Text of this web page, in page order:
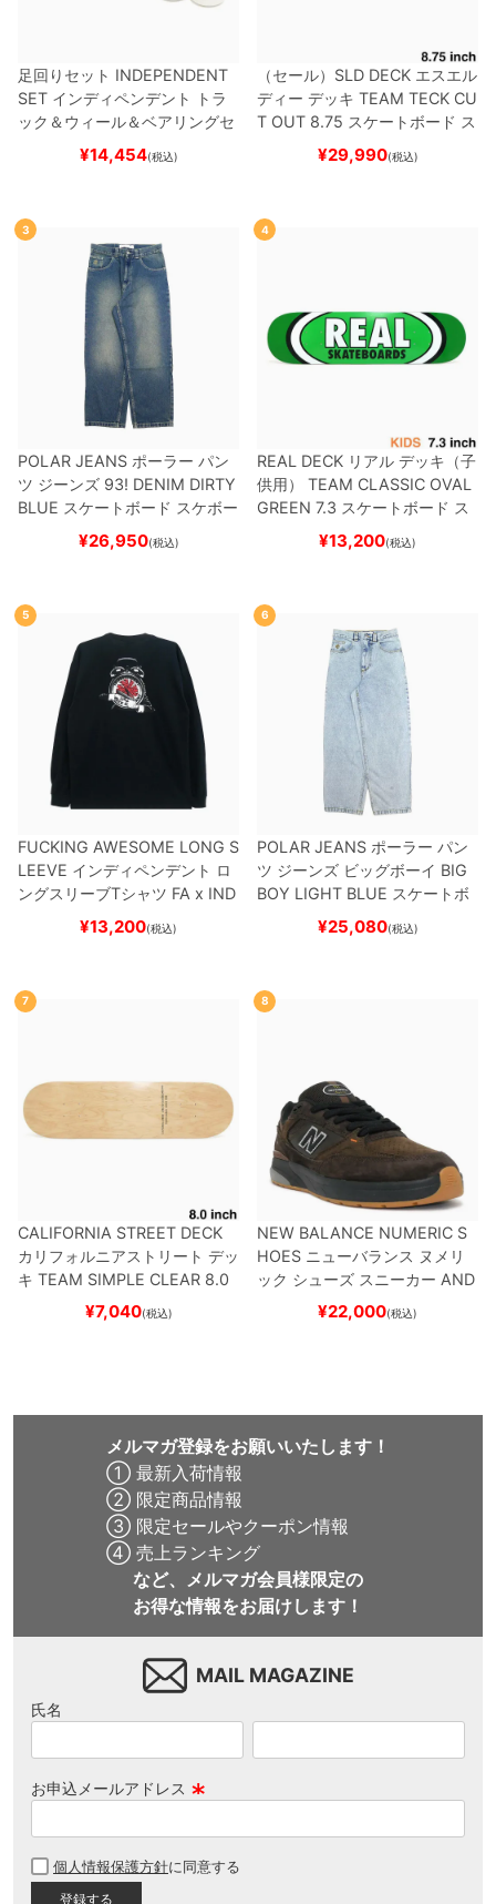
足回りセット INDEPENDENT
SET インディペンデント
トラ
ック＆ウィール＆ベアリングセ
（トリック用）
ード スケボー
¥14,454(税込)
（セール） SLD DECK エスエル
ディー デッキ TEAM TECK CU
T OUT 8.75 スケートボード ス
¥29,990(税込)
3
POLAR JEANS ポーラー パン
ツ ジーンズ 93! DENIM DIRTY
BLUE スケートボード スケボー
¥26,950(税込)
4
REAL DECK リアル デッキ（子
供用）
TEAM CLASSIC OVAL
GREEN 7.3 スケートボード ス
¥13,200(税込)
5
FUCKING AWESOME LONG S
LEEVE インディペンデント ロ
ングスリーブTシャツ FA x IND
EPENDENTHOSTAGE
スケートボード スケボー
¥13,200(税込)
6
POLAR JEANS ポーラー パン
ツ ジーンズ ビッグボーイ BIG
BOY LIGHT BLUE スケートボ
ード スケボー
¥25,080(税込)
7
CALIFORNIA STREET DECK
カリフォルニアストリート デッ
キ TEAM SIMPLE CLEAR 8.0
ブランク（DSM）
ード スケボー
¥7,040(税込)
8
NEW BALANCE NUMERIC S
HOES ニューバランス ヌメリ
ック シューズ スニーカー AND
REW REYNOLDS 933
BROWN/BLACK
スケート
¥22,000(税込)
メルマガ登録をお願いいたします！
① 最新入荷情報
② 限定商品情報
③ 限定セールやクーポン情報
④ 売上ランキング
など、メルマガ会員様限定の
お得な情報をお届けします！
MAIL MAGAZINE
氏名
お申込メールアドレス
須
個人情報保護方針に同意する